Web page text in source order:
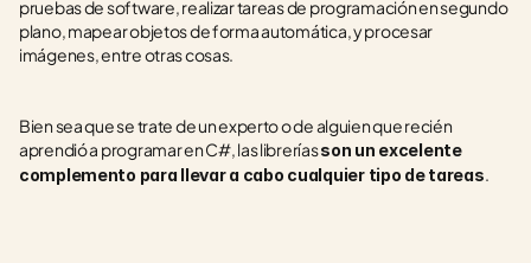
pruebas de software, realizar tareas de programación en segundo
plano, mapear objetos de forma automática, y procesar
imágenes, entre otras cosas.
Bien sea que se trate de un experto o de alguien que recién
aprendió a programar en C#, las librerías son un excelente
complemento para llevar a cabo cualquier tipo de tareas.